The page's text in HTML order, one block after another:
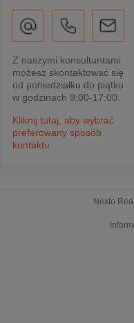
Z naszymi konsultantami
możesz skontaktować się
od poniedziałku do piątku
w godzinach 9:00-17:00.
Kliknij tutaj, aby wybrać
preferowany sposób
kontaktu
Nexto